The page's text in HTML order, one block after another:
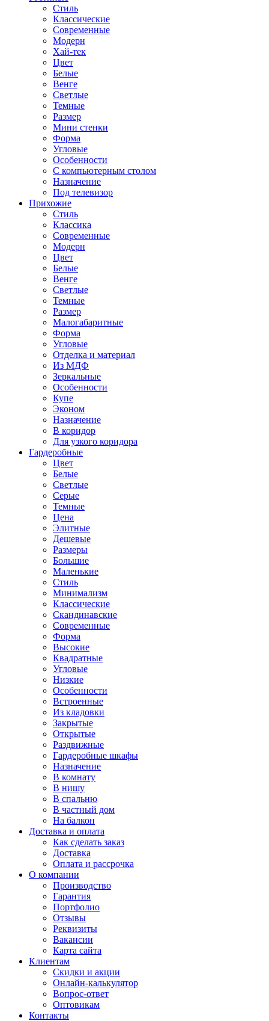
Стиль
Классические
Современные
Модерн
Хай-тек
Цвет
Белые
Венге
Светлые
Темные
Размер
Мини стенки
Форма
Угловые
Особенности
С компьютерным столом
Назначение
Под телевизор
Прихожие
Стиль
Классика
Современные
Модерн
Цвет
Белые
Венге
Светлые
Темные
Размер
Малогабаритные
Форма
Угловые
Отделка и материал
Из МДФ
Зеркальные
Особенности
Купе
Эконом
Назначение
В коридор
Для узкого коридора
Гардеробные
Цвет
Белые
Светлые
Серые
Темные
Цена
Элитные
Дешевые
Размеры
Большие
Маленькие
Стиль
Минимализм
Классические
Скандинавские
Современные
Форма
Высокие
Квадратные
Угловые
Низкие
Особенности
Встроенные
Из кладовки
Закрытые
Открытые
Раздвижные
Гардеробные шкафы
Назначение
В комнату
В нишу
В спальню
В частный дом
На балкон
Доставка и оплата
Как сделать заказ
Доставка
Оплата и рассрочка
О компании
Производство
Гарантия
Портфолио
Отзывы
Реквизиты
Вакансии
Карта сайта
Клиентам
Скидки и акции
Онлайн-калькулятор
Вопрос-ответ
Оптовикам
Контакты